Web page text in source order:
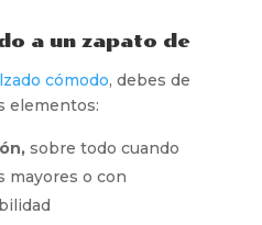
a un zapato de
cómodo, debes de
elementos:
sobre todo cuando
mayores o con